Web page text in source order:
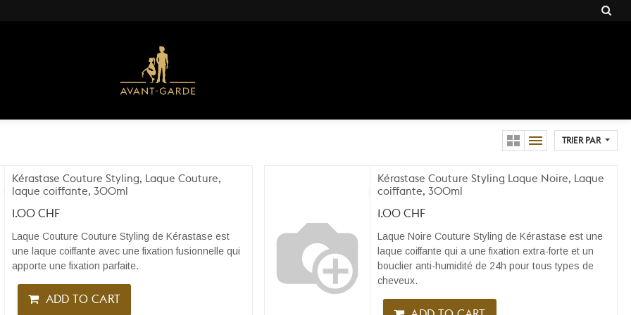
TRIER PAR
Kérastase Couture Styling, Laque Couture,
laque coiffante, 300ml
1.00 CHF
Laque Couture Couture Styling de Kérastase est
une laque coiffante avec une fixation fusionnelle qui
apporte une fixation parfaite.
ADD TO CART
Kérastase Couture Styling Laque Noire, Laque
coiffante, 300ml
1.00CHF
Laque Noire Couture Styling de Kérastase est une
laque coiffante qui a une fixation extra-forte et un
bouclier anti-humidité de 24h pour tous types de
cheveux.